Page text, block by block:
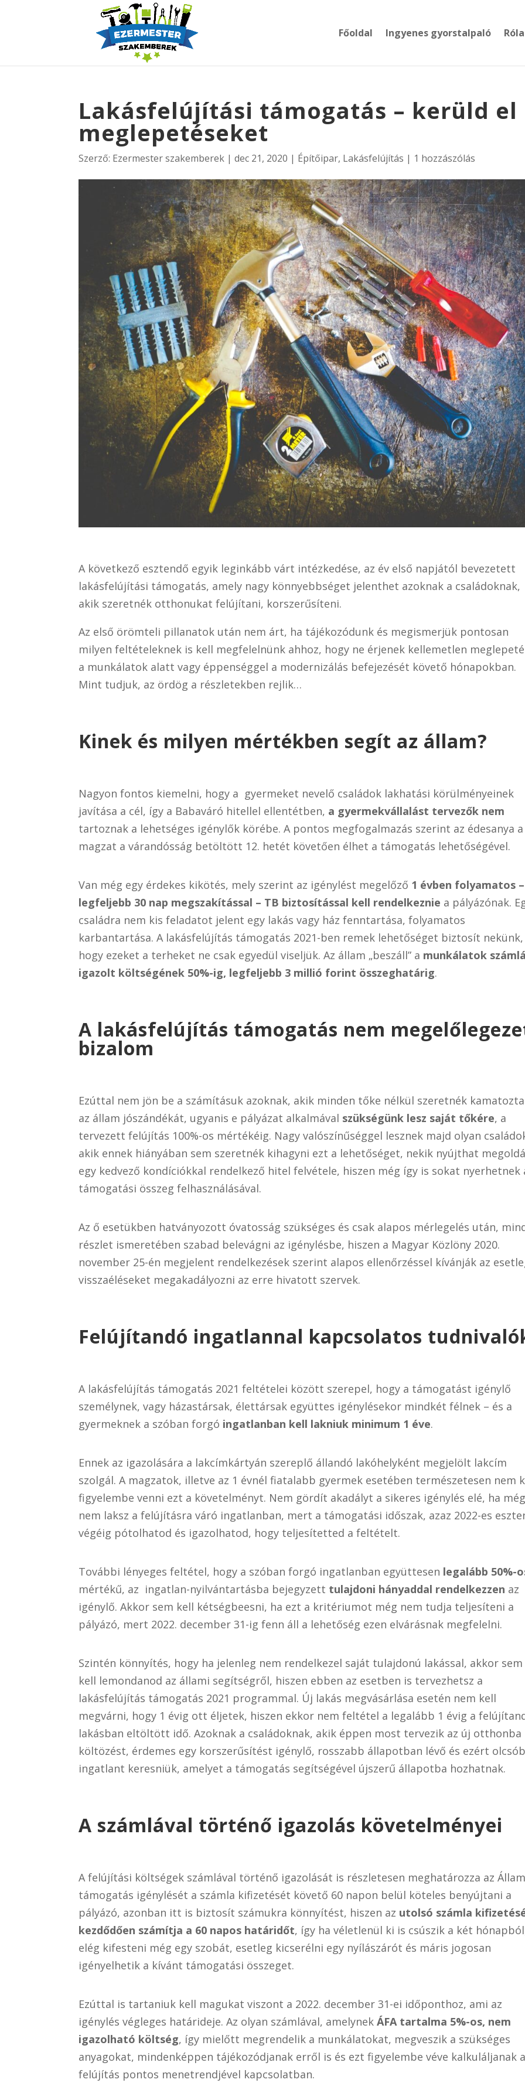
Főoldal Ingyenes gyorstalpaló
Lakásfelújítási támogatás – kerüld el
meglepetéseket
Szerző: Ezermester szakemberek |dec 21, 2020 | Építőipar, Lakásfelújítás | 1 hozzászólás
A következő esztendő egyik leginkább várt intézkedése, az év első napjától bevezetett
lakásfelújítási támogatás, amely nagy könnyebbséget jelenthet azoknak a családoknak,
akik szeretnék otthonukat felújítani, korszerűsíteni.
Az első örömteli pillanatok után nem árt, ha tájékozódunk és megismerjük pontosan
milyen feltételeknek is kell megfelelnünk ahhoz, hogy ne érjenek kellemetlen
a munkálatok alatt vagy éppenséggel a modernizálás befejezését követő hónapokban.
Mint tudjuk, az ördög a részletekben rejlik…
Kinek és milyen mértékben segít az állam?
Nagyon fontos kiemelni, hogy a gyermeket nevelő családok lakhatási körülményeinek
javítása a cél, így a Babaváró hitellel ellentétben, a gyermekvállalást tervezők nem
tartoznak a lehetséges igénylők körébe. A pontos megfogalmazás szerint az édesanya a
magzat a várandósság betöltött 12. hetét követően élhet a támogatás lehetőségével.
Van még egy érdekes kikötés, mely szerint az igénylést megelőző 1 évben folyamatos –
legfeljebb 30 nap megszakítással – TB biztosítással kell rendelkeznie a pályázónak.
családra nem kis feladatot jelent egy lakás vagy ház fenntartása, folyamatos
karbantartása. A lakásfelújítás támogatás 2021-ben remek lehetőséget biztosít nekünk,
hogy ezeket a terheket ne csak egyedül viseljük. Az állam „beszáll” a munkálatok
igazolt költségének 50%-ig, legfeljebb 3 millió forint összeghatárig.
A lakásfelújítás támogatás nem
bizalom
Ezúttal nem jön be a számításuk azoknak, akik minden tőke nélkül szeretnék
az állam jószándékát, ugyanis e pályázat alkalmával szükségünk lesz saját tőkére, a
tervezett felújítás 100%-os mértékéig. Nagy valószínűséggel lesznek majd olyan
akik ennek hiányában sem szeretnék kihagyni ezt a lehetőséget, nekik nyújthat
egy kedvező kondíciókkal rendelkező hitel felvétele, hiszen még így is sokat nyerhetnek
támogatási összeg felhasználásával.
Az ő esetükben hatványozott óvatosság szükséges és csak alapos mérlegelés után,
részlet ismeretében szabad belevágni az igénylésbe, hiszen a Magyar Közlöny 2020.
november 25-én megjelent rendelkezések szerint alapos ellenőrzéssel kívánják az
visszaéléseket megakadályozni az erre hivatott szervek.
Felújítandó ingatlannal kapcsolatos
A lakásfelújítás támogatás 2021 feltételei között szerepel, hogy a támogatást igénylő
személynek, vagy házastársak, élettársak együttes igénylésekor mindkét félnek – és a
gyermeknek a szóban forgó ingatlanban kell lakniuk minimum 1 éve.
Ennek az igazolására a lakcímkártyán szereplő állandó lakóhelyként megjelölt lakcím
szolgál. A magzatok, illetve az 1 évnél fiatalabb gyermek esetében természetesen nem
figyelembe venni ezt a követelményt. Nem gördít akadályt a sikeres igénylés elé, ha
nem laksz a felújításra váró ingatlanban, mert a támogatási időszak, azaz 2022-es
végéig pótolhatod és igazolhatod, hogy teljesítetted a feltételt.
További lényeges feltétel, hogy a szóban forgó ingatlanban együttesen legalább 50%-
mértékű, az ingatlan-nyilvántartásba bejegyzett tulajdoni hányaddal rendelkezzen az
igénylő. Akkor sem kell kétségbeesni, ha ezt a kritériumot még nem tudja teljesíteni a
pályázó, mert 2022. december 31-ig fenn áll a lehetőség ezen elvárásnak megfelelni.
Szintén könnyítés, hogy ha jelenleg nem rendelkezel saját tulajdonú lakással, akkor sem
kell lemondanod az állami segítségről, hiszen ebben az esetben is tervezhetsz a
lakásfelújítás támogatás 2021 programmal. Új lakás megvásárlása esetén nem kell
megvárni, hogy 1 évig ott éljetek, hiszen ekkor nem feltétel a legalább 1 évig a
lakásban eltöltött idő. Azoknak a családoknak, akik éppen most tervezik az új otthonba
költözést, érdemes egy korszerűsítést igénylő, rosszabb állapotban lévő és ezért
ingatlant keresniük, amelyet a támogatás segítségével újszerű állapotba hozhatnak.
A számlával történő igazolás követelményei
A felújítási költségek számlával történő igazolását is részletesen meghatározza az
támogatás igénylését a számla kifizetését követő 60 napon belül köteles benyújtani a
pályázó, azonban itt is biztosít számukra könnyítést, hiszen az utolsó számla
kezdődően számítja a 60 napos határidőt, így ha véletlenül ki is csúszik a két
elég kifesteni még egy szobát, esetleg kicserélni egy nyílászárót és máris jogosan
igényelhetik a kívánt támogatási összeget.
Ezúttal is tartaniuk kell magukat viszont a 2022. december 31-ei időponthoz, ami az
igénylés végleges határideje. Az olyan számlával, amelynekÁFA tartalma 5%-os, nem
igazolható költség, így mielőtt megrendelik a munkálatokat, megveszik a szükséges
anyagokat, mindenképpen tájékozódjanak erről is és ezt figyelembe véve kalkuláljanak
felújítás pontos menetrendjével kapcsolatban.